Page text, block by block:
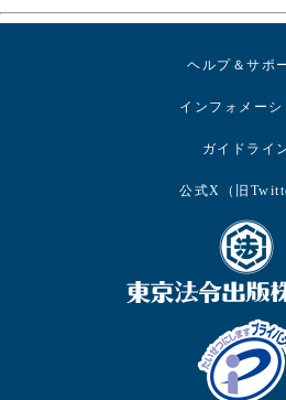
ヘルプ＆サポ
インフォメーシ
ガイドライ
公式X（旧